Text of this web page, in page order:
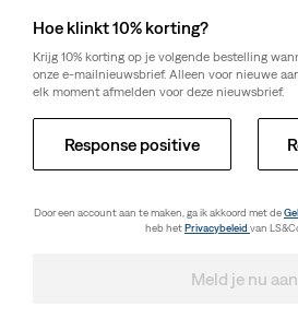
Hoe klinkt 10% korting?
Krijg 10% korting op je volgende bestelling
onze e-mailnieuwsbrief. Alleen voor nieuwe
elk moment afmelden voor deze nieuwsbrief.
Response positive
Door een account aan te maken, ga ik akkoord met de
heb hetPrivacybeleid van
Meld je nu aan